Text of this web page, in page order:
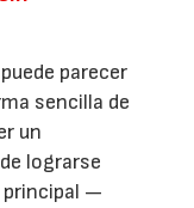
parecer
sencilla de
un
lograrse
principal —